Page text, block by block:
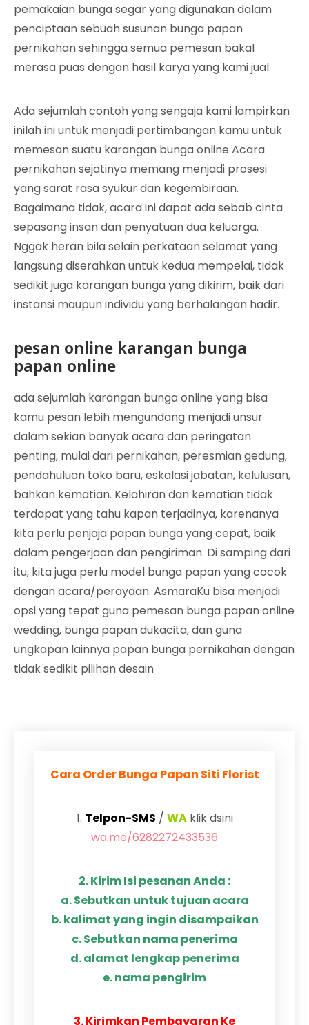
pemakaian bunga segar yang digunakan dalam
penciptaan sebuah susunan bunga papan
pernikahan sehingga semua pemesan bakal
merasa puas dengan hasil karya yang kami jual.
Ada sejumlah contoh yang sengaja kami lampirkan
inilah ini untuk menjadi pertimbangan kamu untuk
memesan suatu karangan bunga online Acara
pernikahan sejatinya memang menjadi prosesi
yang sarat rasa syukur dan kegembiraan.
Bagaimana tidak, acara ini dapat ada sebab cinta
sepasang insan dan penyatuan dua keluarga.
Nggak heran bila selain perkataan selamat yang
langsung diserahkan untuk kedua mempelai, tidak
sedikit juga karangan bunga yang dikirim, baik dari
instansi maupun individu yang berhalangan hadir.
pesan online karangan bunga
papan online
ada sejumlah karangan bunga online yang bisa
kamu pesan lebih mengundang menjadi unsur
dalam sekian banyak acara dan peringatan
penting, mulai dari pernikahan, peresmian gedung,
pendahuluan toko baru, eskalasi jabatan, kelulusan,
bahkan kematian. Kelahiran dan kematian tidak
terdapat yang tahu kapan terjadinya, karenanya
kita perlu penjaja papan bunga yang cepat, baik
dalam pengerjaan dan pengiriman. Di samping dari
itu, kita juga perlu model bunga papan yang cocok
dengan acara/perayaan. AsmaraKu bisa menjadi
opsi yang tepat guna pemesan bunga papan online
wedding, bunga papan dukacita, dan guna
ungkapan lainnya papan bunga pernikahan dengan
tidak sedikit pilihan desain
Cara Order Bunga Papan Siti Florist
1. Telpon-SMS / WAklik dsini
wa.me/6282272433536
2. Kirim Isi pesanan Anda :
a. Sebutkan untuk tujuan acara
b. kalimat yang ingin disampaikan
c. Sebutkan nama penerima
d. alamat lengkap penerima
e. nama pengirim
3. Kirimkan Pembayaran Ke